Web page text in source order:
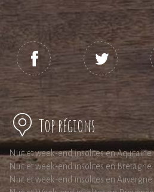
Top régions
Nuit et week-end insolites en Aquitaine
Nuit et week-end insolites en Bretagne
Nuit et week-end insolites en Auvergne